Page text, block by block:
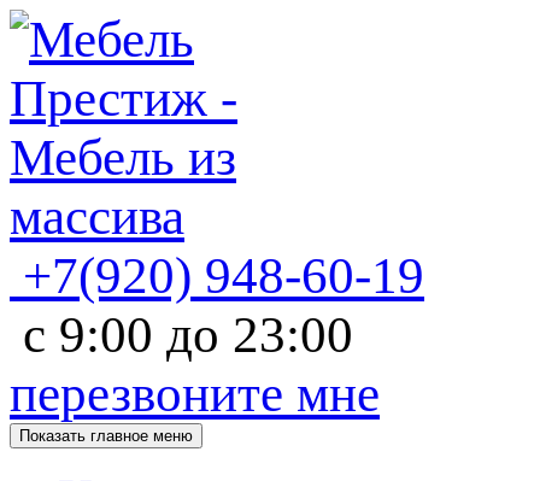
+7(920) 948-60-19
с 9:00 до 23:00
перезвоните мне
Показать главное меню